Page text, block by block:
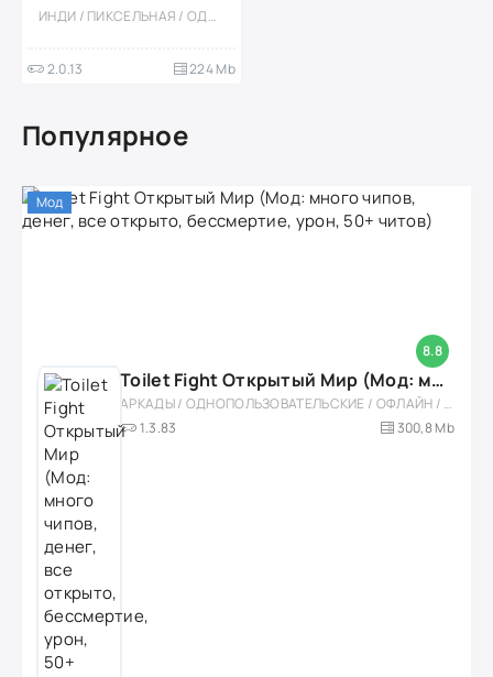
ИНДИ / ПИКСЕЛЬНАЯ / ОДНОПОЛЬЗОВАТЕЛЬСКИЕ / РЕТРО / МОД
2.0.13 224 Mb
Популярное
8.8
Мод
Toilet Fight Открытый Мир (Мод: много чипов, денег, все открыто, бессмертие, урон, 50+ читов)
АРКАДЫ / ОДНОПОЛЬЗОВАТЕЛЬСКИЕ / ОФЛАЙН / МОД / РОЛЕВЫЕ / ШУТЕРЫ / ОТКРЫТЫЙ МИР / ВСТРОЕННЫЙ КЕШ / 3D / ЭКШЕНЫ / ТУАЛЕТНЫЕ ВОЙНЫ / ДЛЯ ДЕТЕЙ
1.3.83
300,8 Mb